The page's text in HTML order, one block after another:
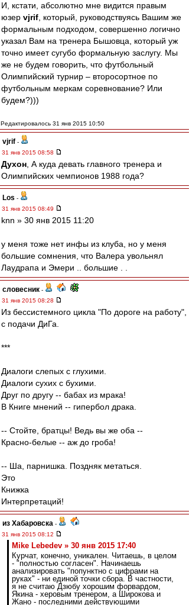
И, кстати, абсолютно мне видится правым
юзер vjrif , который, руководствуясь Вашим же
формальным подходом, совершенно логично
указал Вам на тренера Бышовца, который уж
точно имеет сугубо формальную заслугу. Мы
же не будем говорить, что футбольный
Олимпийский турнир – второсортное по
футбольным меркам соревнование? Или
будем?)))
Редактировалось 31 янв 2015 10:50
vjrif -
31 янв 2015 08:58
Духон , А куда девать главного тренера и
Олимпийских чемпионов 1988 года?
Los -
31 янв 2015 08:49
knn » 30 янв 2015 11:20
у меня тоже нет инфы из клуба, но у меня
большие сомнения, что Валера увольнял
Лаудрапа и Эмери .. большие . .
словесник -
31 янв 2015 08:28
Из бессистемного цикла "По дороге на работу",
с подачи ДиГа.
***
Диалоги слепых с глухими.
Диалоги сухих с бухими.
Друг по другу -- бабах из мрака!
В Книге мнений -- гипербол драка.
-- Стойте, братцы! Ведь вы же оба --
Красно-белые -- аж до гроба!
-- Ша, парнишка. Поздняк метаться.
Это
Книжка
Интерпретаций!
из Хабаровска -
31 янв 2015 08:12
Mike Lebedev » 30 янв 2015 17:40
Курчат, конечно, уникален. Читаешь, в целом
- "полностью согласен". Начинаешь
анализировать "попунктно с цифрами на
руках" - ни единой точки сбора. В частности,
я не считаю Дзюбу хорошим форвардом,
Якина - херовым тренером, а Широкова и
Жано - последними действующими